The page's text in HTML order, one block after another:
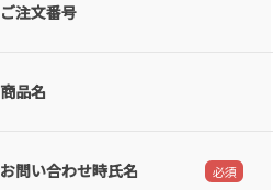
ご注文番号
商品名
お問い合わせ時氏名